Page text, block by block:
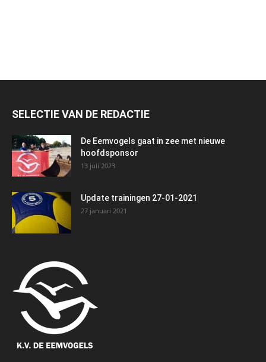
SELECTIE VAN DE REDACTIE
De Eemvogels gaat in zee met nieuwe
hoofdsponsor
13 juli 2023
Update trainingen 27-01-2021
27 januari 2021